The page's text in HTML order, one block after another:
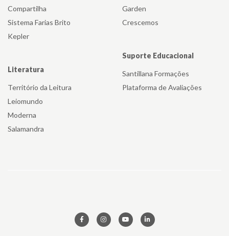
Compartilha
Sistema Farias Brito
Kepler
Literatura
Território da Leitura
Leiomundo
Moderna
Salamandra
Garden
Crescemos
Suporte Educacional
Santillana Formações
Plataforma de Avaliações